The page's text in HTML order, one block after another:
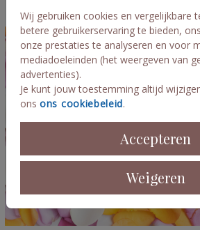
Wij gebruiken cookies en vergelijkbare
betere gebruikerservaring te bieden,
onze prestaties te analyseren en voor
mediadoeleinden (het weergeven van
advertenties).
Je kunt jouw toestemming altijd
ons ons cookiebeleid.
Accepteren
Weigeren
Deze kaarten vind je